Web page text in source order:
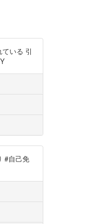
いる 引
#自己免